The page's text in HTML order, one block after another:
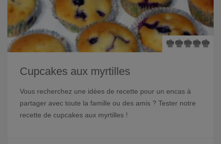
Cupcakes aux myrtilles
Vous recherchez une idées de recette pour un encas à
partager avec toute la famille ou des amis ? Tester notre
recette de cupcakes aux myrtilles !